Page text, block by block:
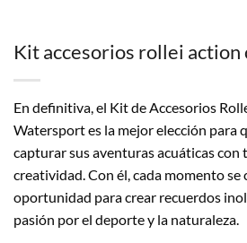
Kit accesorios rollei
En definitiva, el Kit de Accesorios
Watersport es la mejor elección para
capturar sus aventuras acuáticas con
creatividad. Con él, cada momento se
oportunidad para crear recuerdos
pasión por el deporte y la naturaleza.